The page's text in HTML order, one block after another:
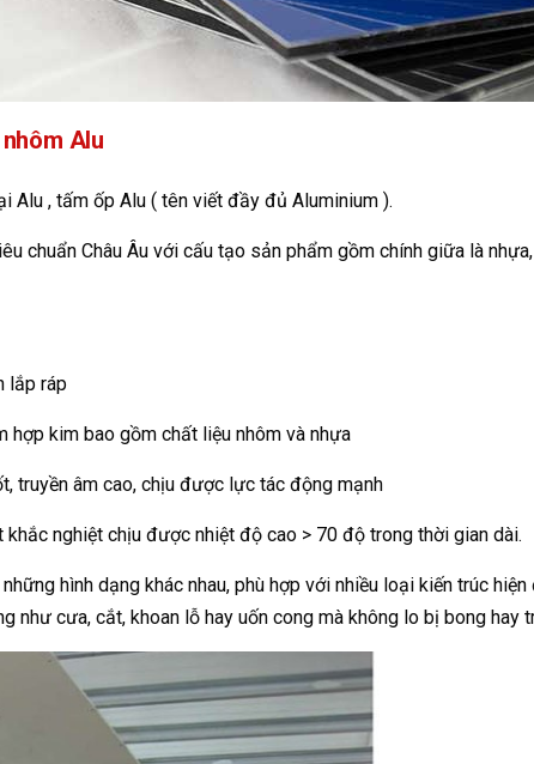
Alu
Alu , tấm ốp Alu ( tên viết đầy đủ Aluminium ).
chuẩn Châu Âu với cấu tạo sản phẩm gồm chính giữa là
lắp ráp
kim bao gồm chất liệu nhôm và nhựa
truyền âm cao, chịu được lực tác động mạnh
nghiệt chịu được nhiệt độ cao > 70 độ trong thời gian dài.
hình dạng khác nhau, phù hợp với nhiều loại kiến trúc
như cưa, cắt, khoan lỗ hay uốn cong mà không lo bị bong hay